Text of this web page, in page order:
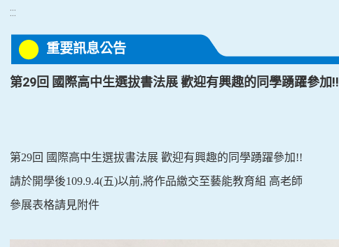
:::
重要訊息公告
第29回 國際高中生選拔書法展 歡迎有興趣的同學踴躍參加!!
第29回 國際高中生選拔書法展 歡迎有興趣的同學踴躍參加!!
請於開學後109.9.4(五)以前,將作品繳交至藝能教育組 高老師
參展表格請見附件